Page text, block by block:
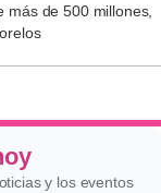
más de 500 millones,
y los eventos